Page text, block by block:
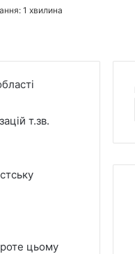
1 хвилина
т.зв.
цьому